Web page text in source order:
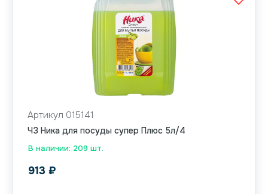
В наличии: 209 шт.
Артикул 015141
ЧЗ Ника для посуды супер Плюс 5л/4
913 ₽